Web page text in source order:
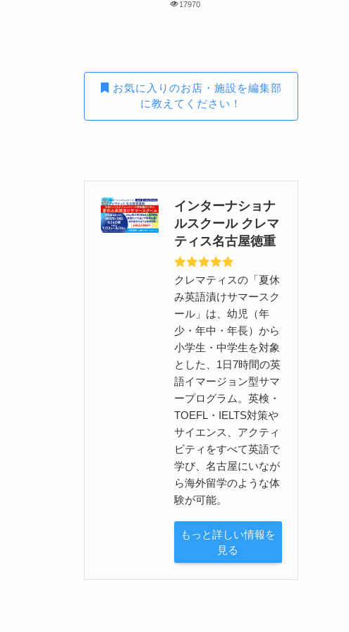
17970
お気に入りのお店・施設を編集部
に教えてください！
インターナショナ
ルスクール クレマ
ティス名古屋徳重
クレマティスの「夏休
み英語漬けサマースク
ール」は、幼児（年
少・年中・年長）から
小学生・中学生を対象
とした、1日7時間の英
語イマージョン型サマ
ープログラム。英検・
TOEFL・IELTS対策や
サイエンス、アクティ
ビティをすべて英語で
学び、名古屋にいなが
ら海外留学のような体
験が可能。
もっと詳しい情報を
見る